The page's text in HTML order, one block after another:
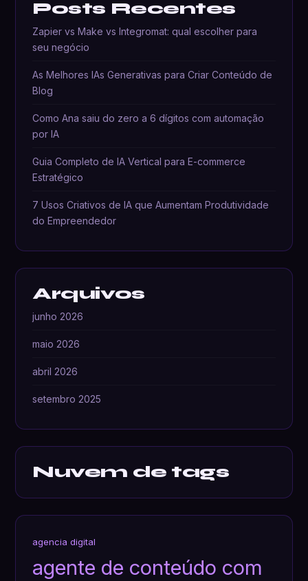
Posts Recentes
Zapier vs Make vs Integromat: qual escolher para
seu negócio
As Melhores IAs Generativas para Criar Conteúdo de
Blog
Como Ana saiu do zero a 6 dígitos com automação
por IA
Guia Completo de IA Vertical para E-commerce
Estratégico
7 Usos Criativos de IA que Aumentam Produtividade
do Empreendedor
Arquivos
junho 2026
maio 2026
abril 2026
setembro 2025
Nuvem de tags
agencia digital
agente de conteúdo com